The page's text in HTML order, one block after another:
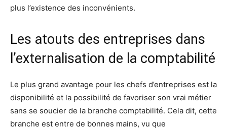
plus l’existence des inconvénients.
Les atouts des entreprises dans
l’externalisation de la comptabilité
Le plus grand avantage pour les chefs d’entreprises est la
disponibilité et la possibilité de favoriser son vrai métier
sans se soucier de la branche comptabilité. Cela dit, cette
branche est entre de bonnes mains, vu que